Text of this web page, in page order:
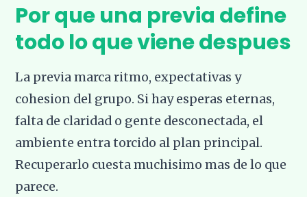
Por que una previa define
todo lo que viene despues
La previa marca ritmo, expectativas y
cohesion del grupo. Si hay esperas eternas,
falta de claridad o gente desconectada, el
ambiente entra torcido al plan principal.
Recuperarlo cuesta muchisimo mas de lo que
parece.